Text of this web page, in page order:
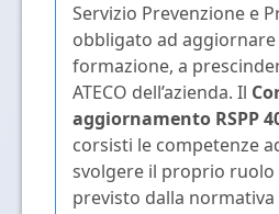
Servizio Prevenzione e
obbligato ad
formazione, a
ATECO dell’azienda. Il
aggiornamento RSPP
corsisti le competenze
svolgere il proprio
previsto dalla normativa